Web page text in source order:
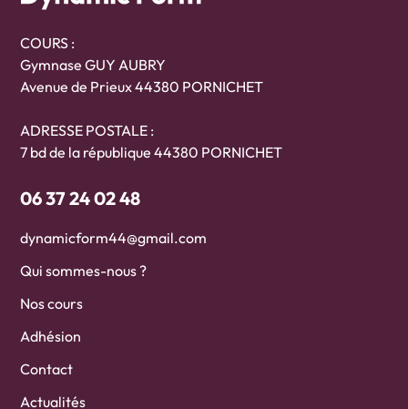
COURS :
Gymnase GUY AUBRY
Avenue de Prieux 44380 PORNICHET
ADRESSE POSTALE :
7 bd de la république 44380 PORNICHET
06 37 24 02 48
dynamicform44@gmail.com
Qui sommes-nous ?
Nos cours
Adhésion
Contact
Actualités